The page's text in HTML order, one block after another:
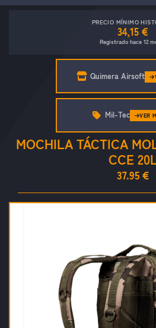
PRECIO MÍNIMO
34,15 €
Registrado hace 12
Quimera Airsoft
MOCHILA TÁCTICA
CCE
37.95 €
Mil-Tec VER